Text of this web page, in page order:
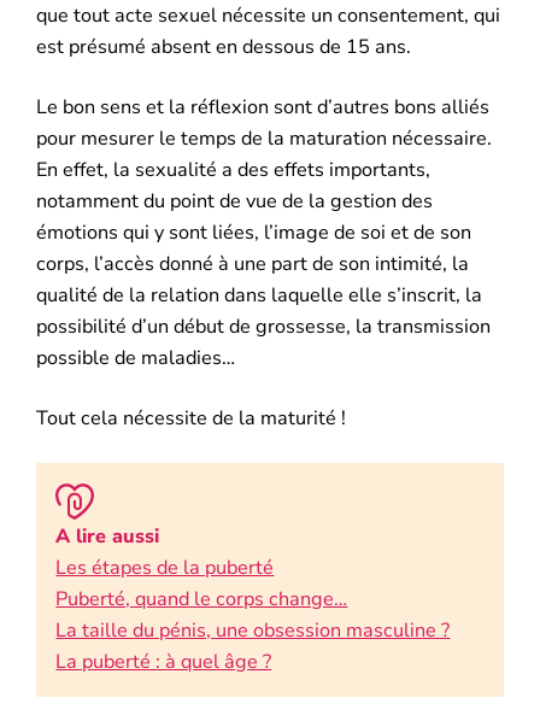
que tout acte sexuel nécessite un consentement, qui
est présumé absent en dessous de 15 ans.
Le bon sens et la réflexion sont d’autres bons alliés
pour mesurer le temps de la maturation nécessaire.
En effet, la sexualité a des effets importants,
notamment du point de vue de la gestion des
émotions qui y sont liées, l’image de soi et de son
corps, l’accès donné à une part de son intimité, la
qualité de la relation dans laquelle elle s’inscrit, la
possibilité d’un début de grossesse, la transmission
possible de maladies…
Tout cela nécessite de la maturité !
A lire aussi
Les étapes de la puberté
Puberté, quand le corps change…
La taille du pénis, une obsession masculine ?
La puberté : à quel âge ?